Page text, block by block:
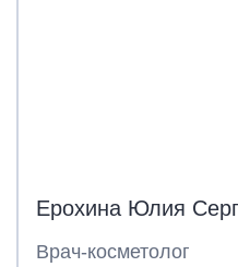
Ерохина Юлия
Врач-косметолог